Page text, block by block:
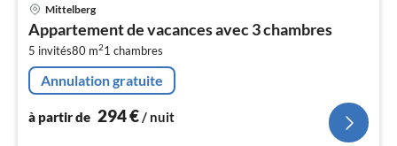
Mittelberg
Appartement de vacances avec 3 chambres
5 invités80 m21 chambres
Annulation gratuite
à partir de 294€/ nuit